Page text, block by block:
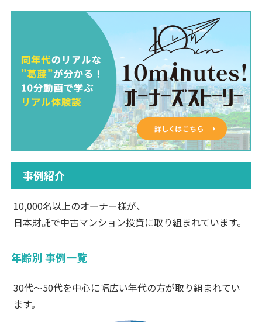
事例紹介
10,000名以上のオーナー様が、
日本財託で中古マンション投資に取り組まれています。
年齢別 事例一覧
30代〜50代を中心に幅広い年代の方が取り組まれてい
ます。